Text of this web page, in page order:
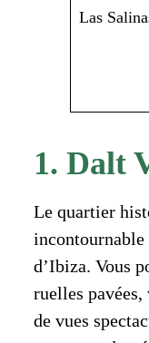
Las
1. Dalt
Le quartier
d’Ibiza. Vous
ruelles
de vues